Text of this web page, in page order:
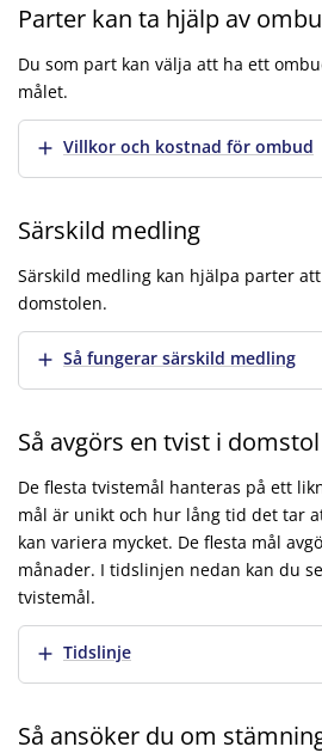
Parter kan ta hjälp av
Du som part kan välja att ha ett
målet.
Visa merVillkor och kostnad för ombud
Särskild medling
Särskild medling kan hjälpa parter
domstolen.
Visa merSå fungerar särskild medling
Så avgörs en tvist i domstol
De flesta tvistemål hanteras på ett
mål är unikt och hur lång tid det tar
kan variera mycket. De flesta mål
månader. I tidslinjen nedan kan du
tvistemål.
Visa merTidslinje
Så ansöker du om